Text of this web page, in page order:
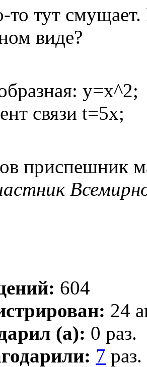
тут смущает.
виде?
y=x^2;
связи t=5x;
приспешник
604
24
(а): 0 раз.
7 раз.